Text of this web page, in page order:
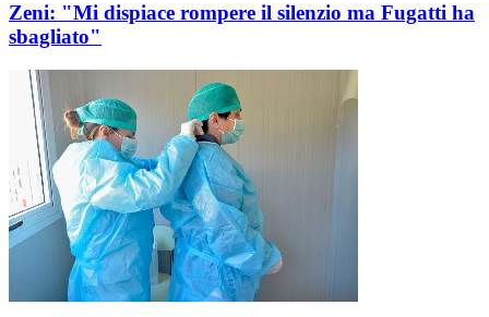
Zeni: "Mi dispiace rompere il silenzio ma Fugatti ha
sbagliato"